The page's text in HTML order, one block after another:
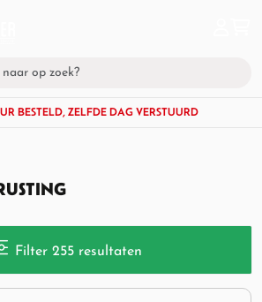
BESTELD, ZELFDE DAG VERSTUURD
Filter 255 resultaten